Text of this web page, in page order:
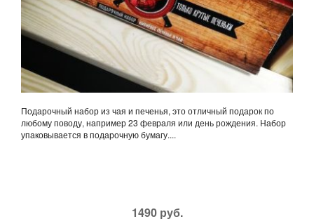
Подарочный набор из чая и печенья, это отличный подарок по
любому поводу, например 23 февраля или день рождения. Набор
упаковывается в подарочную бумагу....
1490 руб.